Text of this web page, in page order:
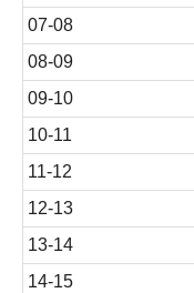
07-08
08-09
09-10
10-11
11-12
12-13
13-14
14-15